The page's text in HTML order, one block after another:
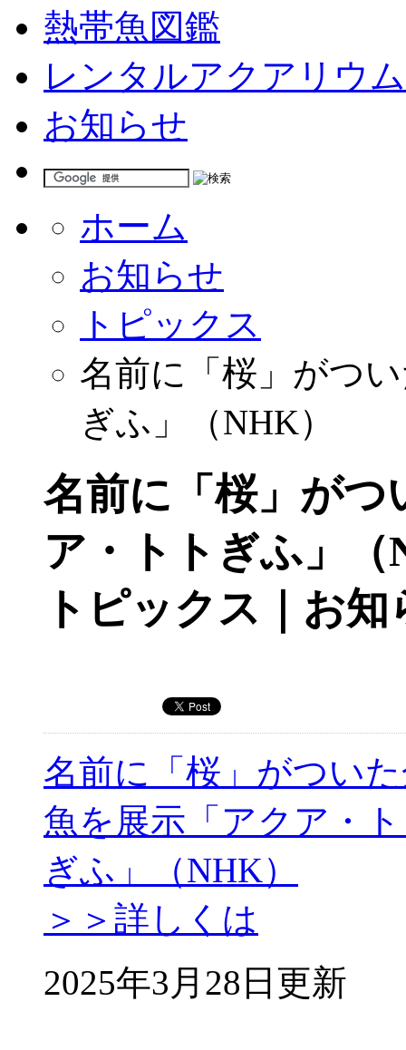
熱帯魚図鑑
レンタルアクアリウム
お知らせ
ホーム
お知らせ
トピックス
名前に「桜」がつ
ぎふ」（NHK）
名前に「桜」がつ
ア・トトぎふ」
トピックス｜お知
名前に「桜」がつい
魚を展示「アクア・
ぎふ」（NHK）
＞＞詳しくは
2025年3月28日更新